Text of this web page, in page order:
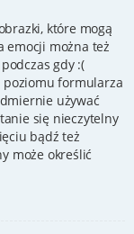
które mogą
emocji można też
gdy :(
poziomu formularza
używać
się nieczytelny
bądź też
może określić